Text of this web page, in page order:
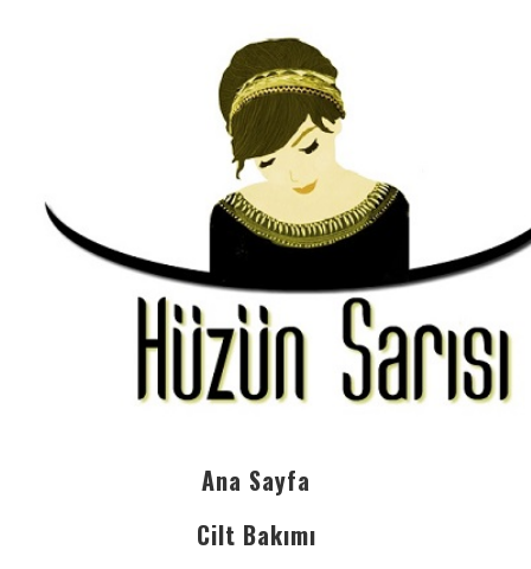
Ana Sayfa
Cilt Bakımı